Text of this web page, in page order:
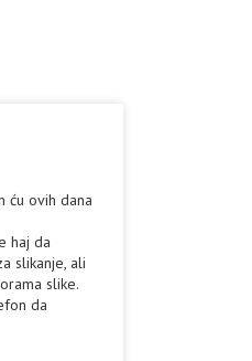
ću ovih dana
haj da
slikanje, ali
slike.
da